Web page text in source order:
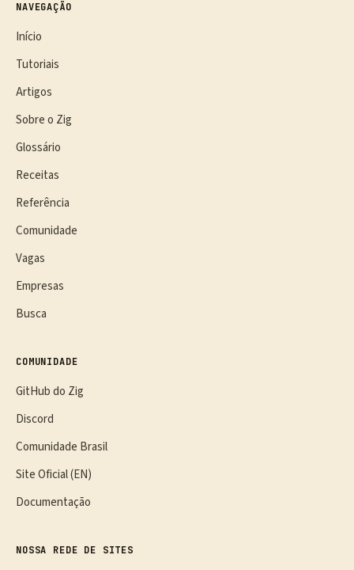
NAVEGAÇÃO
Início
Tutoriais
Artigos
Sobre o Zig
Glossário
Receitas
Referência
Comunidade
Vagas
Empresas
Busca
COMUNIDADE
GitHub do Zig
Discord
Comunidade Brasil
Site Oficial (EN)
Documentação
NOSSA REDE DE SITES